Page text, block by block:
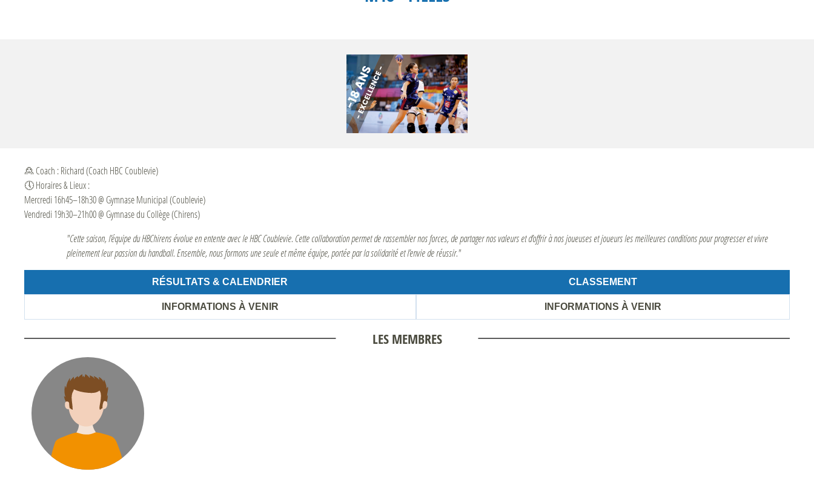
🙎 Coach : Richard (Coach HBC Coublevie)
🕔 Horaires & Lieux :
Mercredi 16h45–18h30 @ Gymnase Municipal (Coublevie)
Vendredi 19h30–21h00 @ Gymnase du Collège (Chirens)
"Cette saison, l’équipe du HBChirens évolue en entente avec le HBC Coublevie. Cette collaboration permet de rassembler nos forces, de partager nos valeurs et d’offrir à nos joueuses et joueurs les meilleures conditions pour progresser et vivre
pleinement leur passion du handball. Ensemble, nous formons une seule et même équipe, portée par la solidarité et l’envie de réussir."
RÉSULTATS & CALENDRIER
INFORMATIONS À VENIR
CLASSEMENT
INFORMATIONS À VENIR
LES MEMBRES